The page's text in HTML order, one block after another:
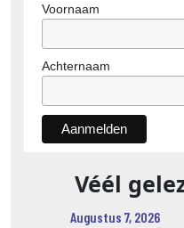
Voornaam
Achternaam
Véél
Augustus 7, 2026